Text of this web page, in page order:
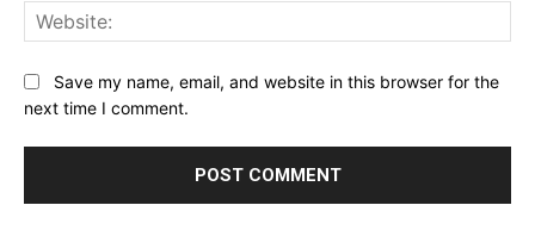
Save my name, email, and website in this browser for the
next time I comment.